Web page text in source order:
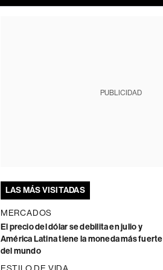
PUBLICIDAD
LAS MÁS VISITADAS
MERCADOS
El precio del dólar se debilita en julio y
América Latina tiene la moneda más fuerte
del mundo